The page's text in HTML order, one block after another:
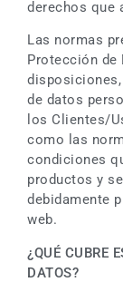
derechos que
Las normas
Protección de
de datos
los Clientes/
como las
condiciones
productos y
debidamente
web.
¿QUÉ CUBRE
DATOS?